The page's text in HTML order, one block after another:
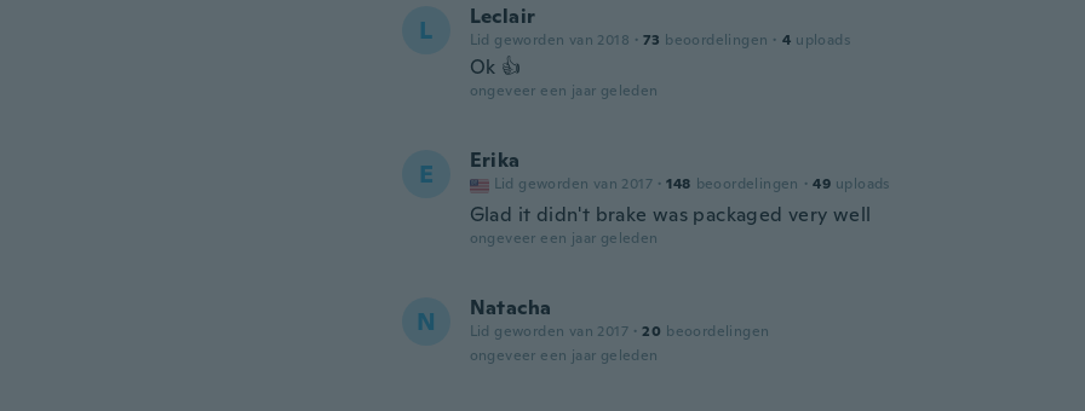
L Leclair
Lid geworden van 2018 · 73 beoordelingen · 4 uploads
Ok 👍
ongeveer een jaar geleden
E Erika
Lid geworden van 2017 · 148 beoordelingen · 49 uploads
Glad it didn't brake was packaged very well
ongeveer een jaar geleden
N Natacha
Lid geworden van 2017 · 20 beoordelingen
ongeveer een jaar geleden